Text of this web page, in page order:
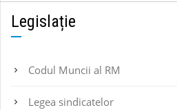
Legislație
Codul Muncii al RM
Legea sindicatelor